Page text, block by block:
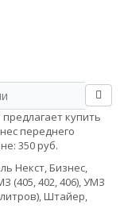
купить
переднего
350 руб.
Некст, Бизнес,
(405, 402, 406), УМЗ
Штайер,